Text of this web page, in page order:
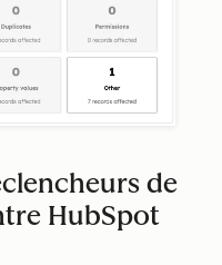
de
HubSpot